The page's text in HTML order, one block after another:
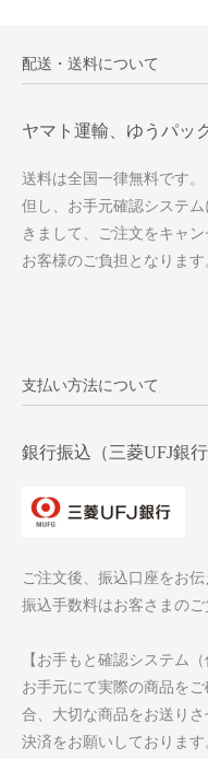
配送・送料について
ヤマト運輸、ゆうパッ
送料は全国一律無料です。
但し、お手元確認システ
きまして、ご注文をキャ
お客様のご負担となります
支払い方法について
銀行振込（三菱UFJ銀
ご注文後、振込口座をお伝
振込手数料はお客さまのご
【お手もと確認システム
お手元にて実際の商品を
合、大切な商品をお送り
決済をお願いしておりま